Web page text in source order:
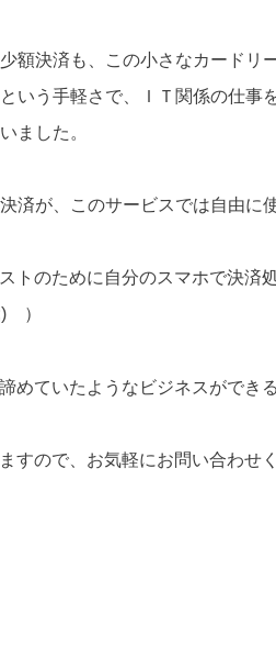
額決済も、この小さなカードリ
いう手軽さで、ＩＴ関係の仕事
ました。
済が、このサービスでは自由に
トのために自分のスマホで決済
）
めていたようなビジネスができ
すので、お気軽にお問い合わせく